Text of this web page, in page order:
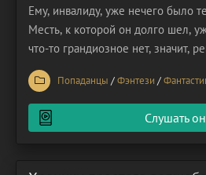
Ему, инвалиду, уже нечего было
Месть, к которой он долго шел,
что-то грандиозное нет, значит,
возвращается в прошлое. Ему
и отправиться жить заграницу.
оружие и уметь с ним
Попаданцы /Фэнтези /
Слушать